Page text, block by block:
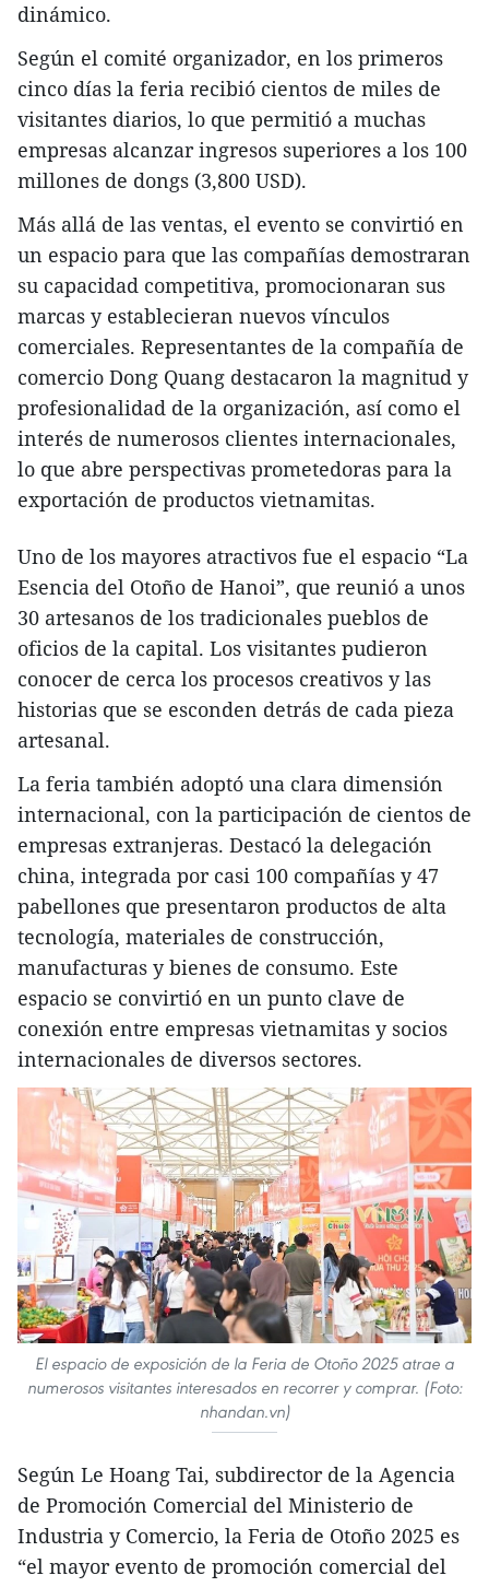
dinámico.
Según el comité organizador, en los primeros
cinco días la feria recibió cientos de miles de
visitantes diarios, lo que permitió a muchas
empresas alcanzar ingresos superiores a los 100
millones de dongs (3,800 USD).
Más allá de las ventas, el evento se convirtió en
un espacio para que las compañías demostraran
su capacidad competitiva, promocionaran sus
marcas y establecieran nuevos vínculos
comerciales. Representantes de la compañía de
comercio Dong Quang destacaron la magnitud y
profesionalidad de la organización, así como el
interés de numerosos clientes internacionales,
lo que abre perspectivas prometedoras para la
exportación de productos vietnamitas.
Uno de los mayores atractivos fue el espacio “La
Esencia del Otoño de Hanoi”, que reunió a unos
30 artesanos de los tradicionales pueblos de
oficios de la capital. Los visitantes pudieron
conocer de cerca los procesos creativos y las
historias que se esconden detrás de cada pieza
artesanal.
La feria también adoptó una clara dimensión
internacional, con la participación de cientos de
empresas extranjeras. Destacó la delegación
china, integrada por casi 100 compañías y 47
pabellones que presentaron productos de alta
tecnología, materiales de construcción,
manufacturas y bienes de consumo. Este
espacio se convirtió en un punto clave de
conexión entre empresas vietnamitas y socios
internacionales de diversos sectores.
El espacio de exposición de la Feria de Otoño 2025 atrae a
numerosos visitantes interesados en recorrer y comprar. (Foto:
nhandan.vn)
Según Le Hoang Tai, subdirector de la Agencia
de Promoción Comercial del Ministerio de
Industria y Comercio, la Feria de Otoño 2025 es
“el mayor evento de promoción comercial del